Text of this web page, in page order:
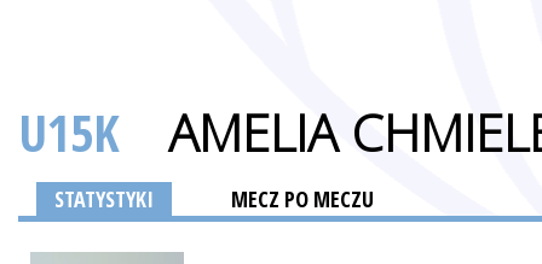
U15K AMELIA
STATYSTYKI MECZ PO MECZU